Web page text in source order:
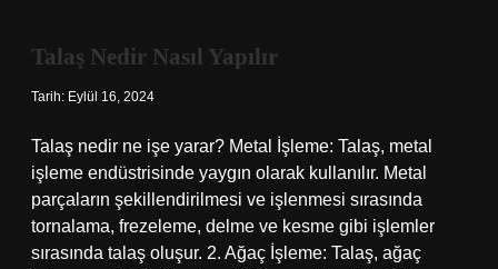
Talaş Nedir Nasıl Yapılır
Tarih: Eylül 16, 2024
Talaş nedir ne işe yarar? Metal İşleme: Talaş, metal
işleme endüstrisinde yaygın olarak kullanılır. Metal
parçaların şekillendirilmesi ve işlenmesi sırasında
tornalama, frezeleme, delme ve kesme gibi işlemler
sırasında talaş oluşur. 2. Ağaç İşleme: Talaş, ağaç